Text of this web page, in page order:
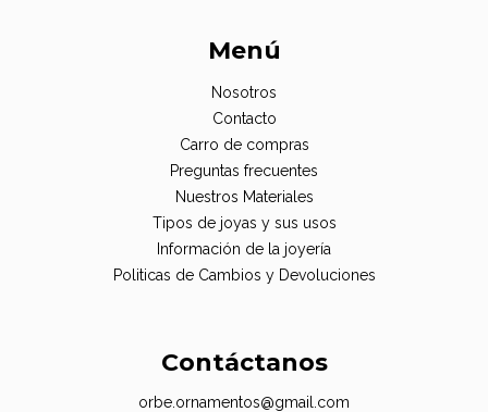
Menú
Nosotros
Contacto
Carro de compras
Preguntas frecuentes
Nuestros Materiales
Tipos de joyas y sus usos
Información de la joyería
Politicas de Cambios y Devoluciones
Contáctanos
orbe.ornamentos@gmail.com